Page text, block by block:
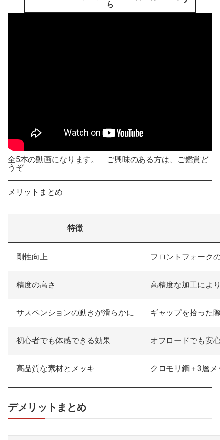
ら
全5本の動画になります。 ご興味のある方は、ご鑑賞ど
うぞ
メリットまとめ
特徴
剛性向上 フロントフォーク
精度の高さ 高精度な加工によ
サスペンションの動きが滑らかに ギャップを拾った
初心者でも体感できる効果 オフロードでも安
高品質な素材とメッキ クロモリ鋼＋3層
デメリットまとめ